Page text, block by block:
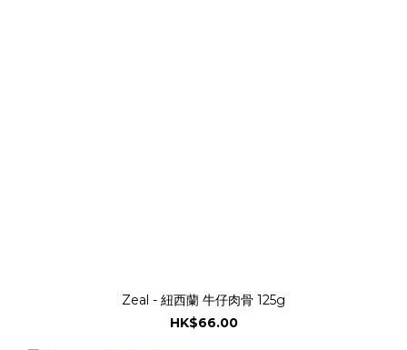
Zeal - 紐西蘭 牛仔肉骨 125g
HK$66.00